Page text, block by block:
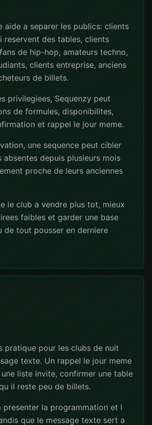
aide a separer les publics: clients
reservent des tables, clients
de hip-hop, amateurs techno,
clients entreprise, anciens
de billets.
privilegiees, Sequenzy peut
de formules, disponibilites,
et rappel le jour meme.
une sequence peut cibler
absentes depuis plusieurs mois
proche de leurs anciennes
le club a vendre plus tot, mieux
faibles et garder une base
de tout pousser en derniere
pratique pour les clubs de nuit
texte. Un rappel le jour meme
liste invite, confirmer une table
il reste peu de billets.
presenter la programmation et l
que le message texte sert a